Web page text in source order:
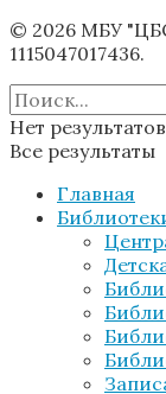
© 2026 МБУ
1115047017436.
Нет результатов
Все результаты
Главная